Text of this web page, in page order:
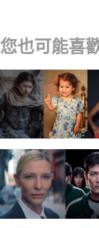
您也可能喜